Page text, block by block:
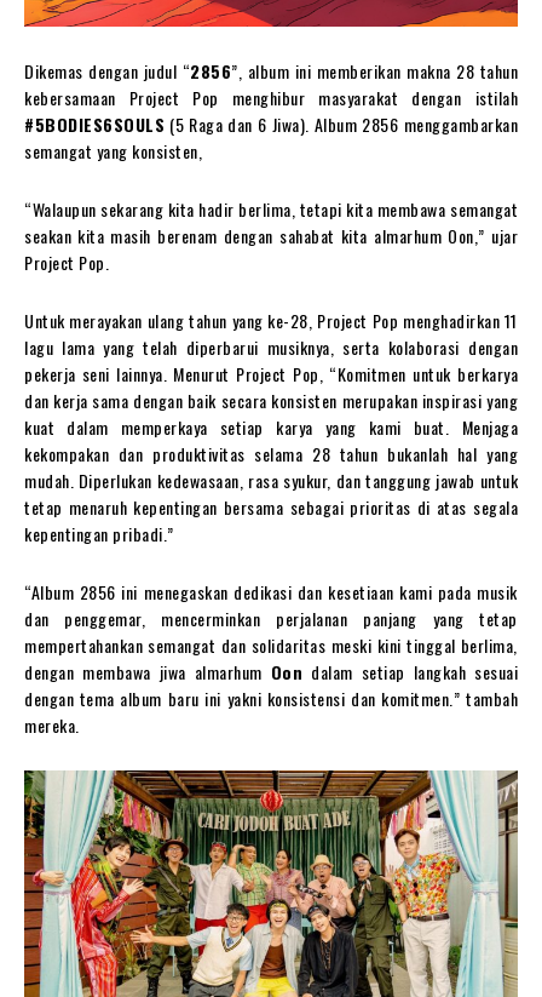
Dikemas dengan judul “2856”, album ini memberikan makna 28 tahun
kebersamaan Project Pop menghibur masyarakat dengan istilah
#5BODIES6SOULS (5 Raga dan 6 Jiwa). Album 2856 menggambarkan
semangat yang konsisten,
“Walaupun sekarang kita hadir berlima, tetapi kita membawa semangat
seakan kita masih berenam dengan sahabat kita almarhum Oon,” ujar
Project Pop.
Untuk merayakan ulang tahun yang ke-28, Project Pop menghadirkan 11
lagu lama yang telah diperbarui musiknya, serta kolaborasi dengan
pekerja seni lainnya. Menurut Project Pop, “Komitmen untuk berkarya
dan kerja sama dengan baik secara konsisten merupakan inspirasi yang
kuat dalam memperkaya setiap karya yang kami buat. Menjaga
kekompakan dan produktivitas selama 28 tahun bukanlah hal yang
mudah. Diperlukan kedewasaan, rasa syukur, dan tanggung jawab untuk
tetap menaruh kepentingan bersama sebagai prioritas di atas segala
kepentingan pribadi.”
“Album 2856 ini menegaskan dedikasi dan kesetiaan kami pada musik
dan penggemar, mencerminkan perjalanan panjang yang tetap
mempertahankan semangat dan solidaritas meski kini tinggal berlima,
dengan membawa jiwa almarhum Oon dalam setiap langkah sesuai
dengan tema album baru ini yakni konsistensi dan komitmen.” tambah
mereka.